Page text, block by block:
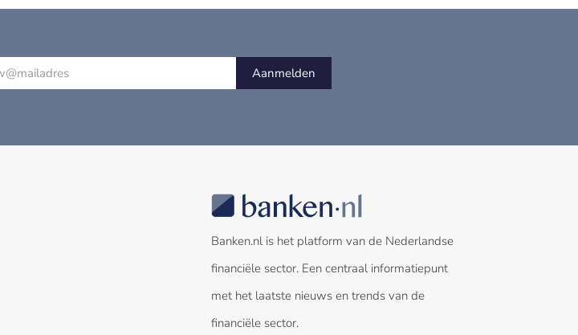
Aanmelden
Banken.nl is het platform van de Nederlandse
financiële sector. Een centraal informatiepunt
met het laatste nieuws en trends van de
financiële sector.